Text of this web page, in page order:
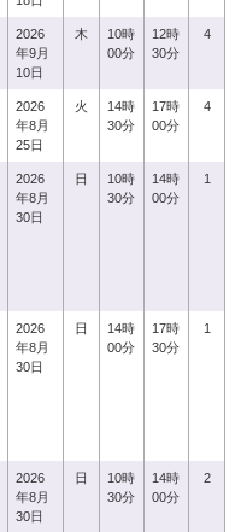
2026
年9月
10日
木
10時
00分
12時
30分
4
2026
年8月
25日
火
14時
30分
17時
00分
4
2026
年8月
30日
日
10時
30分
14時
00分
1
2026
年8月
30日
日
14時
00分
17時
30分
1
2026
年8月
30日
日
10時
30分
14時
00分
2